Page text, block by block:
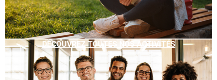
DÉCOUVREZ TOUTES NOS ACTIVITÉS